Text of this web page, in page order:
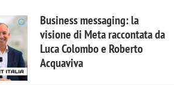
Business messaging: la
visione di Meta raccontata da
Luca Colombo e Roberto
Acquaviva